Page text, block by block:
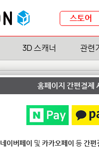
스토어
3D 스캐너 관련
홈페이지 간편결제
네이버페이 및 카카오페이 등간편